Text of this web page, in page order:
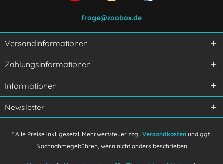
Ich habe die
verstanden und stimme zu.
Mit * gekennzeichnete Felder sind Pflichtfelder.
Senden
frage@zoobox.de
Versandinformationen
Zahlungsinformationen
Informationen
Newsletter
* Alle Preise inkl. gesetzl. Mehrwertsteuer zzgl. Versandkosten und ggf.
Nachnahmegebühren, wenn nicht anders beschrieben